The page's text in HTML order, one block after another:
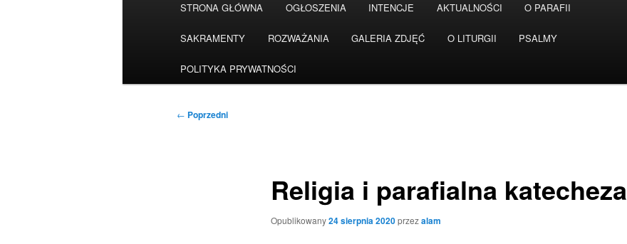
STRONA GŁÓWNA OGŁOSZENIA INTENCJE AKTUALNOŚCI O PARAFII
SAKRAMENTY ROZWAŻANIA GALERIA ZDJĘĆ O LITURGII PSALMY
POLITYKA PRYWATNOŚCI
Nawigacja
← Poprzedni
Religia i parafialna katecheza
Opublikowany24 sierpnia 2020przezalam